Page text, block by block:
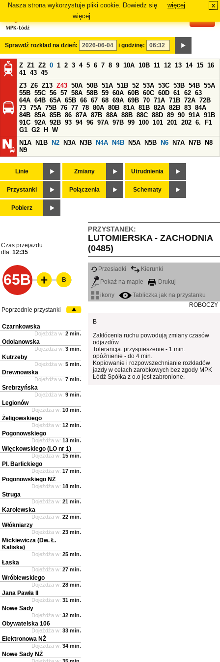
Nasza strona wykorzystuje pliki cookie. Dowiedz się
więcej.
więcej x
Sprawdź rozkład na dzień: i godzinę:
Z Z1 Z2 0 1 2 3 4 5 6 7 8 9 10A 10B 11 12 13 14 15 16
41 43 45
Z3 Z6 Z13 Z43 50A 50B 51A 51B 52 53A 53C 53B 54B 55A
55B 55C 56 57 58A 58B 59 60A 60B 60C 60D 61 62 63
64A 64B 65A 65B 66 67 68 69A 69B 70 71A 71B 72A 72B
73 75A 75B 76 77 78 80A 80B 81A 81B 82A 82B 83 84A
84B 85A 85B 86 87A 87B 88A 88B 88C 88D 89 90 91A 91B
91C 92A 92B 93 94 96 97A 97B 99 100 101 201 202 6.
F1
G1 G2 H
W
N1A
N1B N2 N3A N3B N4A N4B N5A N5B N6 N7A N7B
N8
N9
Linie Zmiany Utrudnienia
Przystanki Połączenia Schematy
Pobierz
PRZYSTANEK:
LUTOMIERSKA - ZACHODNIA
(0485)
Czas przejazdu
dla: 12:35
65B
Przesiadki
Kierunki
Pokaż na mapie
Drukuj
ikony
Tabliczka jak na przystanku
ROBOCZY
B
Zakłócenia ruchu powodują zmiany czasów
odjazdów
Tolerancja: przyspieszenie - 1 min.
opóźnienie - do 4 min.
Kopiowanie i rozpowszechnianie rozkładów
jazdy w celach zarobkowych bez zgody MPK
Łódź Spółka z o.o jest zabronione.
B
Poprzednie przystanki
Czarnkowska
Dojeżdża w: 2 min.
Odolanowska
Dojeżdża w: 3 min.
Kutrzeby
Dojeżdża w: 5 min.
Drewnowska
Dojeżdża w: 7 min.
Srebrzyńska
Dojeżdża w: 9 min.
Legionów
Dojeżdża w: 10 min.
Żeligowskiego
Dojeżdża w: 12 min.
Pogonowskiego
Dojeżdża w: 13 min.
Więckowskiego (LO nr 1)
Dojeżdża w: 15 min.
Pl. Barlickiego
Dojeżdża w: 17 min.
Pogonowskiego NŻ
Dojeżdża w: 18 min.
Struga
Dojeżdża w: 21 min.
Karolewska
Dojeżdża w: 22 min.
Włókniarzy
Dojeżdża w: 23 min.
Mickiewicza (Dw. Ł.
Kaliska)
Dojeżdża w: 25 min.
Łaska
Dojeżdża w: 27 min.
Wróblewskiego
Dojeżdża w: 28 min.
Jana Pawła II
Dojeżdża w: 31 min.
Nowe Sady
Dojeżdża w: 32 min.
Obywatelska 106
Dojeżdża w: 33 min.
Elektronowa NŻ
Dojeżdża w: 34 min.
Nowe Sady NŻ